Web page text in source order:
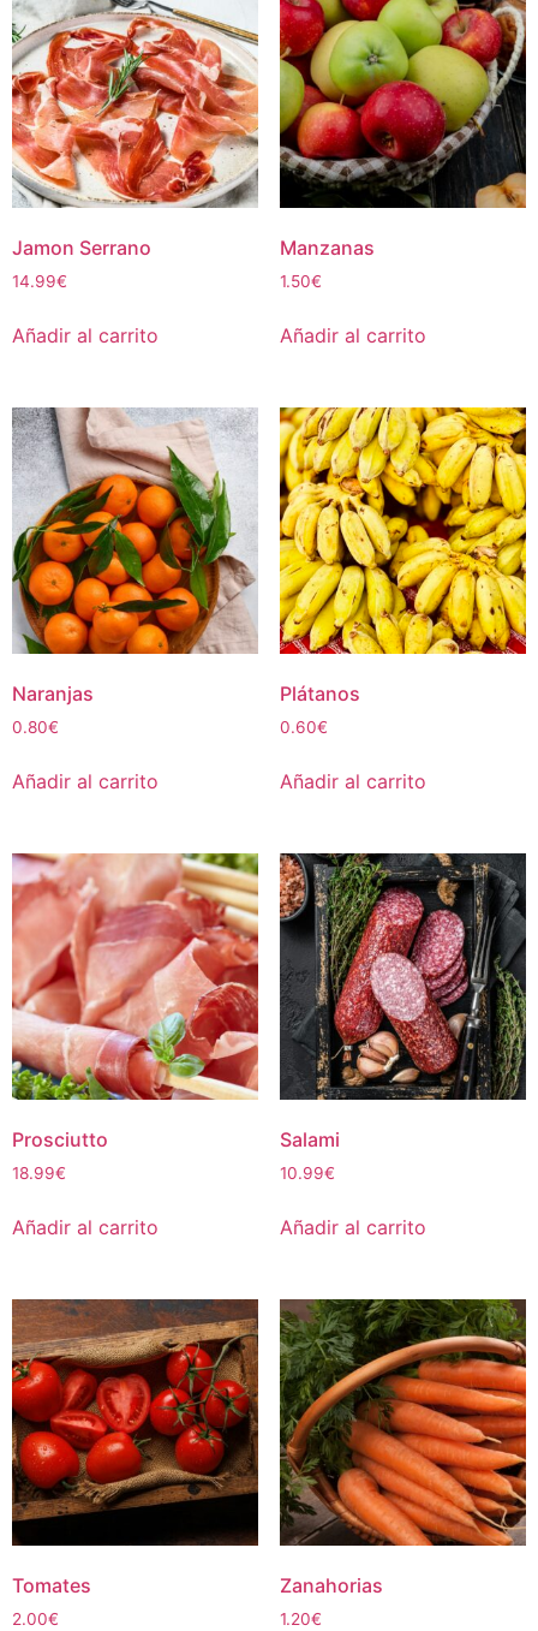
Jamon Serrano
14.99€
Añadir al carrito
Manzanas
1.50€
Añadir al carrito
Naranjas
0.80€
Añadir al carrito
Plátanos
0.60€
Añadir al carrito
Prosciutto
18.99€
Añadir al carrito
Salami
10.99€
Añadir al carrito
Tomates
2.00€
Zanahorias
1.20€